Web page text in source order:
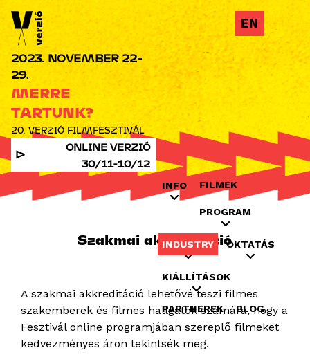
Jump to navigation
INFO FILMEK
PROGRAM
INDUSTRY OKTATÁS
KIÁLLÍTÁSOK
PARTNEREK BLOG
ONLINE VERZIÓ
30/11-10/12
MERRE
TARTUNK?
20. VERZIÓ FILMFESZTIVÁL
2023. NOVEMBER 22-
29.
Szakmai akkreditáció
A szakmai akkreditáció lehetővé teszi filmes
szakemberek és filmes hallgatók számára, hogy a
Fesztivál online programjában szereplő filmeket
kedvezményes áron tekintsék meg.
EN